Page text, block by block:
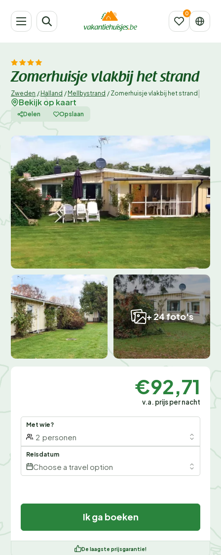
Zomerhuisje vlakbij het strand
Zweden / Halland / Mellbystrand / Zomerhuisje vlakbij het strand
Bekijk op kaart
Delen Opslaan
+ 24 foto's
€92,71
v.a. prijs per nacht
Met wie?
2 personen
Reisdatum
Choose a travel option
Ik ga boeken
De laagste prijsgarantie!